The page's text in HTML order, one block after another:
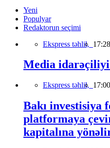
Yeni
Populyar
Redaktorun seçimi
Ekspress təhlil, 17:28
Media
Ekspress təhlil, 17:00
Bakı investisiya
platformaya
kapitalına